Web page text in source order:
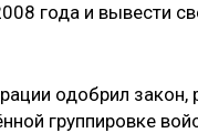
года и вывести
одобрил
группировке